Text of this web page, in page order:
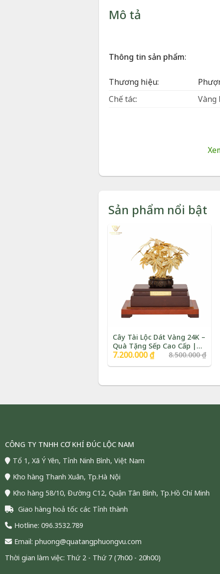
Mô tả
Thông tin sản phẩm:
Thương hiệu:
Chế tác:
Vàng
Bảo hành:
24
Tình trạng:
Còn
Hoa Mẫu Đơn Dát Vàng
Sang Trọng, Ý Nghĩa
biểu cho vẻ đẹp sang trọng
Loài hoa này thường gắn liền
sự viên mãn trong đời sống
Sản phẩm nổi bật
Cây Tài Lộc Dát Vàng 24K –
Quà Tặng Sếp Cao Cấp |
Phượng Vũ Gold 8.500.000₫
Giá
gốc
là:
7.200.000₫Giá
hiện
tại
CÔNG TY TNHH CƠ KHÍ ĐÚC LỘC NAM
Tổ 1, Xã Ý Yên, Tỉnh Ninh Bình, Việt Nam
Kho hàng Thanh Xuân, Tp.Hà Nội
Kho hàng 58/10, Đường C12, Quận Tân Bình, Tp.Hồ Chí Minh
Giao hàng hoả tốc các Tỉnh thành
Hotline: 096.3532.789
Email: phuong@quatangphuongvu.com
Thời gian làm việc: Thứ 2 - Thứ 7 (7h00 - 20h00)